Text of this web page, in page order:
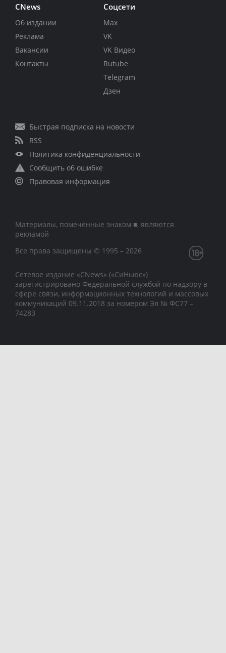
CNews
Об издании
Реклама
Вакансии
Контакты
Соцсети
Max
VK
VK Видео
Rutube
Telegram
Дзен
Быстрая подписка на новости
RSS
Политика конфиденциальности
Сообщить об ошибке
Правовая информация
Материалы, помеченные знаком ■, являются
рекламой
Все права защищены © 1995 – 2026
Сетевое издание «CNews» («СиНьюс»)
зарегистрировано Федеральной службой по надзору в
сфере связи, информационных технологий и массовых
коммуникаций 09.11.2018 за номером Эл № ФС77 –
74283